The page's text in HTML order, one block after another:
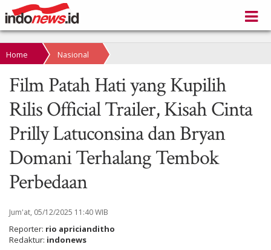
Home Nasional
Film Patah Hati yang Kupilih
Rilis Official Trailer, Kisah Cinta
Prilly Latuconsina dan Bryan
Domani Terhalang Tembok
Perbedaan
Jum'at, 05/12/2025 11:40 WIB
Reporter: rio apricianditho
Redaktur: indonews